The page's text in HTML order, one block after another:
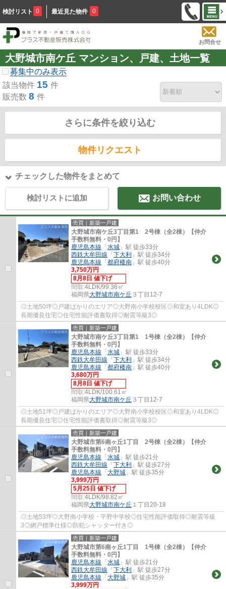
検討リスト 0 最近見た物件 0
お問合せ
大野城市南ケ丘 マンション、戸建、土地一覧
募集中のみ表示
該当物件 15 件
販売数 8 件
さらに条件を絞り込む
物件リクエスト
チェックした物件をまとめて
検討リストに追加 お問い合わせ
売買｜新築一戸建
大野城市南ケ丘3丁目第1 2号棟（全2棟）【仲介
手数料無料・0円】
鹿児島本線 「 水城 」駅 徒歩33分
西鉄大牟田線 「 下大利 」駅 徒歩34分
鹿児島本線 「 都府楼南 」駅 徒歩40分
3,750万円
8月8日 値下げ
間取:4LDK/99.36㎡
福岡県大野城市南ケ丘 ３丁目12-7
◎土地50坪◎戸建ばかりのエリア◎大野南小学校校区◎和室あり4LDK◎
長期優良住宅◎住宅性能評価書取得◎耐震等級3◎
売買｜新築一戸建
大野城市南ケ丘3丁目第1 1号棟（全2棟）【仲介
手数料無料・0円】
鹿児島本線 「 水城 」駅 徒歩33分
西鉄大牟田線 「 下大利 」駅 徒歩34分
鹿児島本線 「 都府楼南 」駅 徒歩40分
3,680万円
8月8日 値下げ
間取:4LDK/100.61㎡
福岡県大野城市南ケ丘 ３丁目12-7
◎土地51坪◎戸建ばかりのエリア◎大野南小学校校区◎和室あり4LDK◎
長期優良住宅◎住宅性能評価書取得◎耐震等級3◎
売買｜新築一戸建
大野城市第6南ヶ丘1丁目 2号棟（全2棟）【仲介
手数料無料・0円】
鹿児島本線 「 水城 」駅 徒歩21分
西鉄大牟田線 「 下大利 」駅 徒歩27分
鹿児島本線 「 大野城 」駅 徒歩35分
3,999万円
5月25日 値下げ
間取:4LDK/98.82㎡
福岡県大野城市南ケ丘 １丁目20-18
◎土地53坪◎大野南小学校・平野中学校◎住宅性能評価取得◎耐震等級
3◎網戸標準仕様◎防犯シャッター付き◎
売買｜新築一戸建
大野城市第6南ヶ丘1丁目 1号棟（全2棟）【仲介
手数料無料・0円】
鹿児島本線 「 水城 」駅 徒歩21分
西鉄大牟田線 「 下大利 」駅 徒歩27分
鹿児島本線 「 大野城 」駅 徒歩35分
3,999万円